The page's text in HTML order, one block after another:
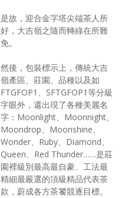
是故，迎合金字塔尖端茶人所
好，大吉嶺之隨而轉綠在所難
免。
然後，包裝標示上，傳統大吉
嶺產區、莊園、品種以及如
FTGFOP1、SFTGFOP1等分級
字眼外，還出現了各種美麗名
字：Moonlight、Moonnight、
Moondrop、Moonshine、
Wonder、Ruby、Diamond、
Queen、Red Thunder……是莊
園裡級別最高最自豪、工法最
精細最嚴選的頂級精品代表茶
款，蔚成各方茶饕競逐目標。